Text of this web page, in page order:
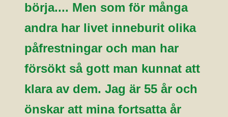
börja.... Men som för många
andra har livet inneburit olika
påfrestningar och man har
försökt så gott man kunnat att
klara av dem. Jag är 55 år och
önskar att mina fortsatta år